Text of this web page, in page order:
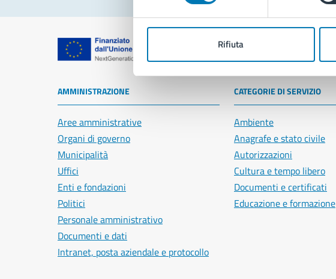
Rifiuta
Comune di Napoli
AMMINISTRAZIONE
Aree amministrative
Organi di governo
Municipalità
Uffici
Enti e fondazioni
Politici
Personale amministrativo
Documenti e dati
Intranet, posta aziendale e protocollo
CATEGORIE DI SERVIZIO
Ambiente
Anagrafe e stato civile
Autorizzazioni
Cultura e tempo libero
Documenti e certificati
Educazione e formazione